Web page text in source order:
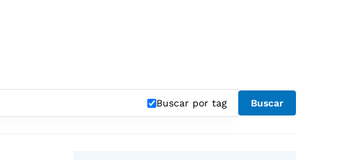
Buscar por tag Buscar